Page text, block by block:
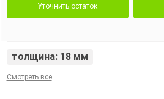
Уточнить остаток
толщина: 18 мм
Смотреть все